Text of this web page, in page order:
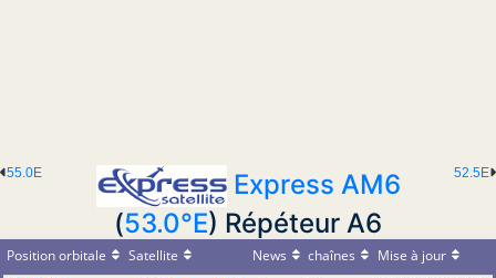
52.5E
55.0E
Express AM6
(53.0°E) Répéteur A6
Position orbitale Satellite News chaînes
Mise à jour